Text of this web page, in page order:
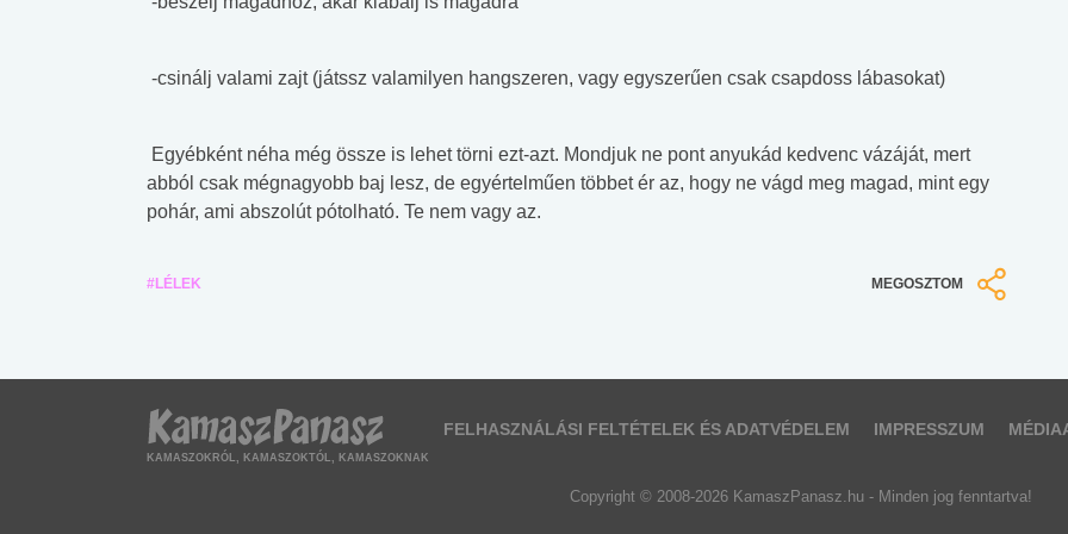
-csinálj valami zajt (játssz valamilyen hangszeren, vagy egyszerűen csak csapdoss lábasokat)
Egyébként néha még össze is lehet törni ezt-azt. Mondjuk ne pont anyukád kedvenc vázáját, mert
abból csak mégnagyobb baj lesz, de egyértelműen többet ér az, hogy ne vágd meg magad, mint egy
pohár, ami abszolút pótolható. Te nem vagy az.
#LÉLEK MEGOSZTOM
KAMASZOKRÓL, KAMASZOKTÓL, KAMASZOKNAK
FELHASZNÁLÁSI FELTÉTELEK ÉS ADATVÉDELEM IMPRESSZUM
Copyright © 2008-2026 KamaszPanasz.hu - Minden jog fenntartva!